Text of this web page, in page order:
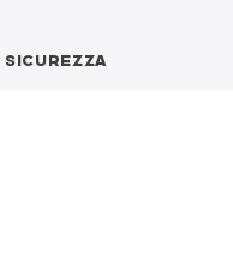
SICUREZZA